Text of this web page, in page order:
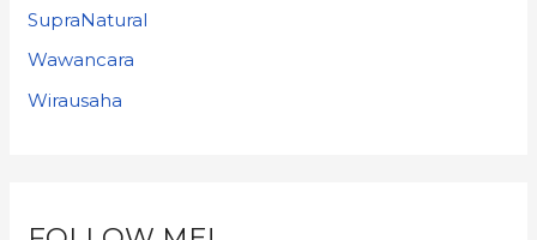
SupraNatural
Wawancara
Wirausaha